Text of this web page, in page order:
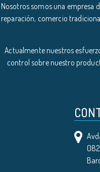
Nosotros somos una empresa
reparación, comercio
Actualmente nuestros
control sobre nuestro